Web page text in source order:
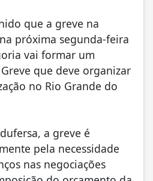
que a greve na
próxima segunda-feira
vai formar um
que deve organizar
no Rio Grande do
a greve é
pela necessidade
nas negociações